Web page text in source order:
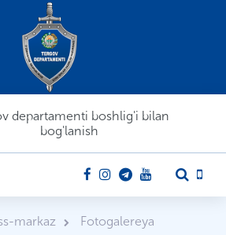
departamenti boshlig'i bilan
bog'lanish
markaz Fotogalereya